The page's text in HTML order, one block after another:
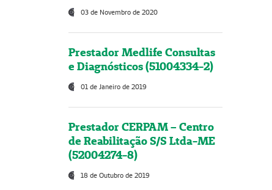
03 de Novembro de 2020
Prestador Medlife Consultas
e Diagnósticos (51004334-2)
01 de Janeiro de 2019
Prestador CERPAM – Centro
de Reabilitação S/S Ltda-ME
(52004274-8)
18 de Outubro de 2019